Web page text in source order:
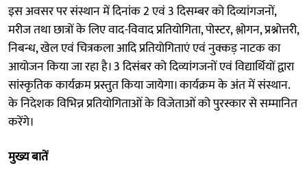
इस अवसर पर संस्थान में दिनांक 2 एवं 3 दिसम्बर को दिव्यांगजनों,
मरीज तथा छात्रों के लिए वाद-विवाद प्रतियोगिता, पोस्टर, श्लोगन, प्रश्नोत्तरी,
निबन्ध, खेल एवं चित्रकला आदि प्रतियोगिताएं एवं नुक्कड़ नाटक का
आयोजन किया जा रहा है। 3 दिसंबर को दिव्यांगजनों एवं विद्यार्थियों द्वारा
सांस्कृतिक कार्यक्रम प्रस्तुत किया जायेगा। कार्यक्रम के अंत में संस्थान.
के निदेशक विभिन्न प्रतियोगिताओं के विजेताओं को पुरस्कार से सम्मानित
करेंगे।
मुख्य बातें